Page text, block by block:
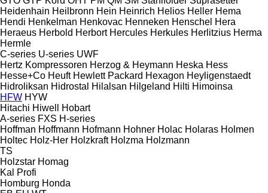
Heidenhain Heilbronn Hein Heinrich Helios Heller Hema
Hendi Henkelman Henkovac Henneken Henschel Hera
Heraeus Herbold Herbort Hercules Herkules Herlitzius Herma
Hermle
C-series U-series UWF
Hertz Kompressoren Herzog & Heymann Heska Hess
Hesse+Co Heuft Hewlett Packard Hexagon Heyligenstaedt
Hidroliksan Hidrostal Hilalsan Hilgeland Hilti Himoinsa
HFW HYW
Hitachi Hiwell
Hobart
A-series FXS H-series
Hoffman Hoffmann Hofmann Hohner Holac Holaras Holmen
Holtec Holz-Her Holzkraft Holzma Holzmann
TS
Holzstar Homag
Kal
Profi
Homburg Honda